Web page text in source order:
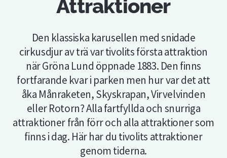
Attraktioner
Den klassiska karusellen med snidade
cirkusdjur av trä var tivolits första attraktion
när Gröna Lund öppnade 1883. Den finns
fortfarande kvar i parken men hur var det att
åka Månraketen, Skyskrapan, Virvelvinden
eller Rotorn? Alla fartfyllda och snurriga
attraktioner från förr och alla attraktioner som
finns i dag. Här har du tivolits attraktioner
genom tiderna.